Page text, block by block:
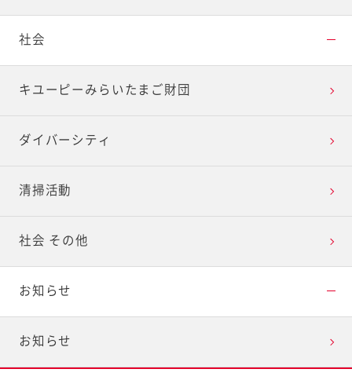
社会
キユーピーみらいたまご財団
ダイバーシティ
清掃活動
社会 その他
お知らせ
お知らせ